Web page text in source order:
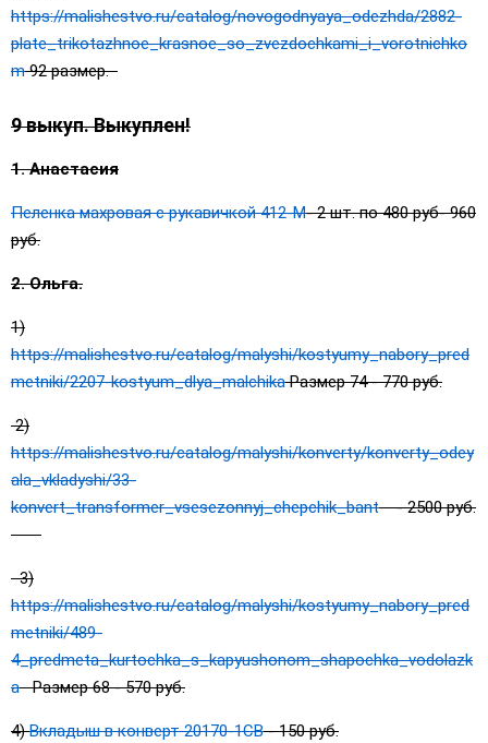
https://malishestvo.ru/catalog/novogodnyaya_odezhda/2882-
plate_trikotazhnoe_krasnoe_so_zvezdochkami_i_vorotnichko
m92 размер.
9 выкуп. Выкуплен!
1. Анастасия
Пеленка махровая с рукавичкой 412-М- 2 шт. по 480 руб- 960
руб.
2. Ольга.
1)
https://malishestvo.ru/catalog/malyshi/kostyumy_nabory_pred
metniki/2207-kostyum_dlya_malchikaРазмер 74 - 770 руб.
2)
https://malishestvo.ru/catalog/malyshi/konverty/konverty_odey
ala_vkladyshi/33-
konvert_transformer_vsesezonnyj_chepchik_bant- 2500 руб.
3)
https://malishestvo.ru/catalog/malyshi/kostyumy_nabory_pred
metniki/489-
4_predmeta_kurtochka_s_kapyushonom_shapochka_vodolazk
aРазмер 68 - 570 руб.
4)Вкладыш в конверт 20170-1СВ- 150 руб.